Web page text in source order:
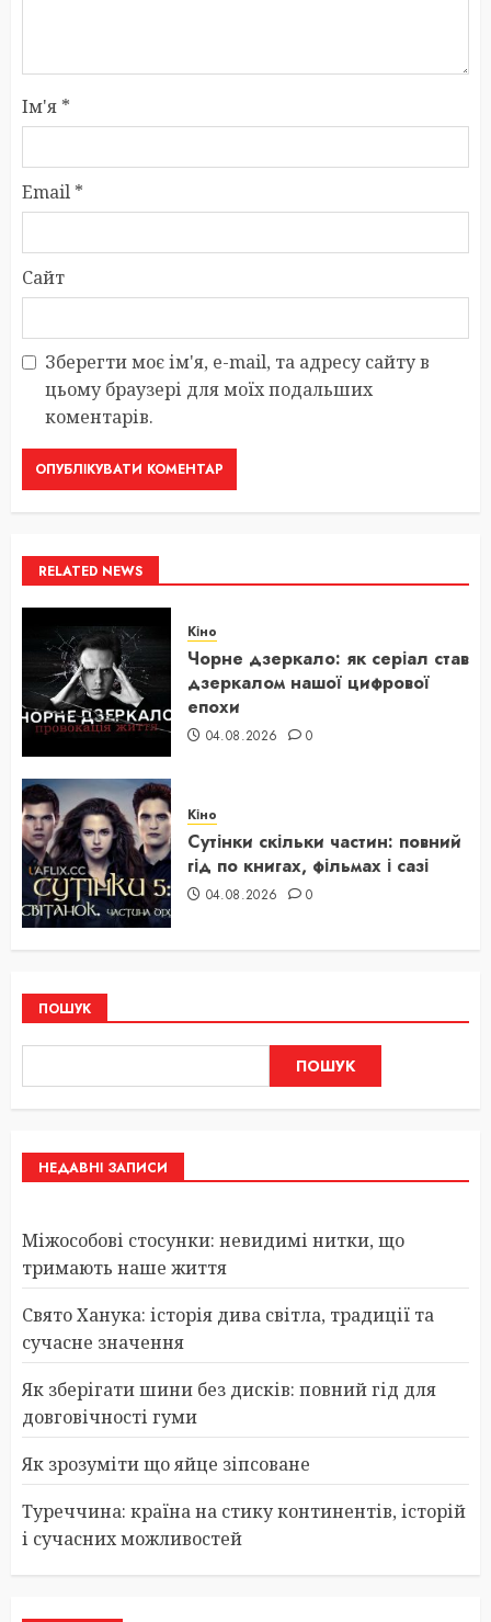
Ім'я *
Email *
Сайт
Зберегти моє ім'я, e-mail, та адресу сайту в
цьому браузері для моїх подальших
коментарів.
RELATED NEWS
Кіно
Чорне дзеркало: як серіал став
дзеркалом нашої цифрової
епохи
04.08.2026 0
Кіно
Сутінки скільки частин: повний
гід по книгах, фільмах і сазі
04.08.2026 0
ПОШУК
ПОШУК
НЕДАВНІ ЗАПИСИ
Міжособові стосунки: невидимі нитки, що
тримають наше життя
Свято Ханука: історія дива світла, традиції та
сучасне значення
Як зберігати шини без дисків: повний гід для
довговічності гуми
Як зрозуміти що яйце зіпсоване
Туреччина: країна на стику континентів, історій
і сучасних можливостей